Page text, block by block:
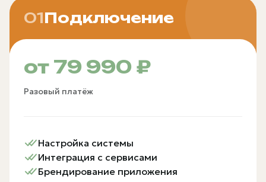
01Подключение
от 79 990 ₽
Разовый платёж
Настройка системы
Интеграция с сервисами
Брендирование приложения